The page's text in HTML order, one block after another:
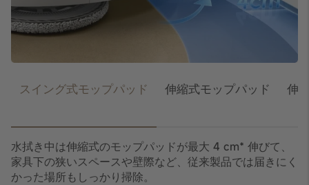
スイング式モップパッド 伸縮式モップパッド 伸
水拭き中は伸縮式のモップパッドが最大 4 cm* 伸びて、
家具下の狭いスペースや壁際など、従来製品では届きにく
かった場所もしっかり掃除。